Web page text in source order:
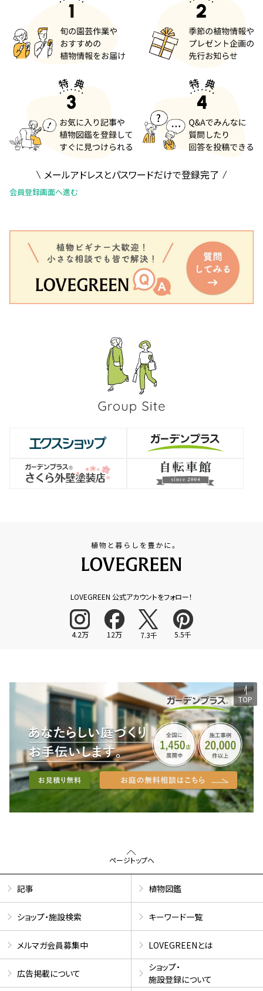
メールアドレスとパスワードだけで登録完了
会員登録画面へ進む
LOVEGREEN 公式アカウントをフォロー！
4.2万 12万 7.3千 5.5千
TOP
ページトップへ
記事 植物図鑑
ショップ・施設検索 キーワード一覧
メルマガ会員募集中 LOVEGREENとは
広告掲載について
ショップ・
施設登録について